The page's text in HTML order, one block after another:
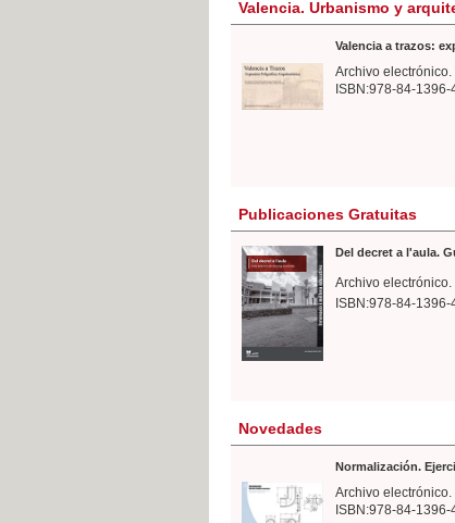
Valencia. Urbanismo y
Valencia a trazos:
Archivo
ISBN:978-84-1396-
Publicaciones Gratuitas
Del decret a l'aula.
Archivo
ISBN:978-84-1396-
Novedades
Normalización.
Archivo
ISBN:978-84-1396-